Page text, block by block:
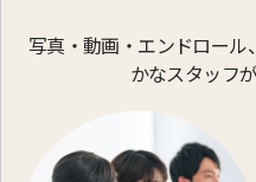
写真・動画・エンドロール
かなスタッフ